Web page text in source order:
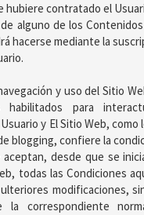
hubiere contratado el
alguno de los
hacerse mediante la
y uso del Sitio
habilitados para
y El Sitio Web,
blogging, confiere la
desde que se
todas las Condiciones
modificaciones,
la correspondiente